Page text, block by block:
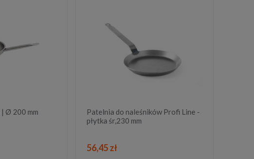
Ø 200 mm
Patelnia do naleśników Profi Line -
płytka śr,230 mm
56,45 zł